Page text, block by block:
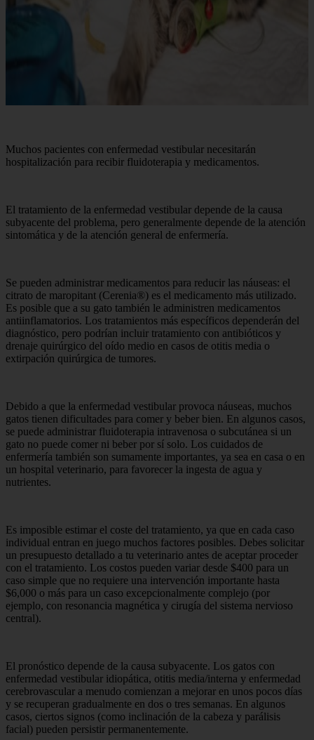
Muchos pacientes con enfermedad vestibular necesitarán
hospitalización para recibir fluidoterapia y medicamentos.
El tratamiento de la enfermedad vestibular depende de la causa
subyacente del problema, pero generalmente depende de la atención
sintomática y de la atención general de enfermería.
Se pueden administrar medicamentos para reducir las náuseas: el
citrato de maropitant (Cerenia®) es el medicamento más utilizado.
Es posible que a su gato también le administren medicamentos
antiinflamatorios. Los tratamientos más específicos dependerán del
diagnóstico, pero podrían incluir tratamiento con antibióticos y
drenaje quirúrgico del oído medio en casos de otitis media o
extirpación quirúrgica de tumores.
Debido a que la enfermedad vestibular provoca náuseas, muchos
gatos tienen dificultades para comer y beber bien. En algunos casos,
se puede administrar fluidoterapia intravenosa o subcutánea si un
gato no puede comer ni beber por sí solo. Los cuidados de
enfermería también son sumamente importantes, ya sea en casa o en
un hospital veterinario, para favorecer la ingesta de agua y
nutrientes.
Es imposible estimar el coste del tratamiento, ya que en cada caso
individual entran en juego muchos factores posibles. Debes solicitar
un presupuesto detallado a tu veterinario antes de aceptar proceder
con el tratamiento. Los costos pueden variar desde $400 para un
caso simple que no requiere una intervención importante hasta
$6,000 o más para un caso excepcionalmente complejo (por
ejemplo, con resonancia magnética y cirugía del sistema nervioso
central).
El pronóstico depende de la causa subyacente. Los gatos con
enfermedad vestibular idiopática, otitis media/interna y enfermedad
cerebrovascular a menudo comienzan a mejorar en unos pocos días
y se recuperan gradualmente en dos o tres semanas. En algunos
casos, ciertos signos (como inclinación de la cabeza y parálisis
facial) pueden persistir permanentemente.